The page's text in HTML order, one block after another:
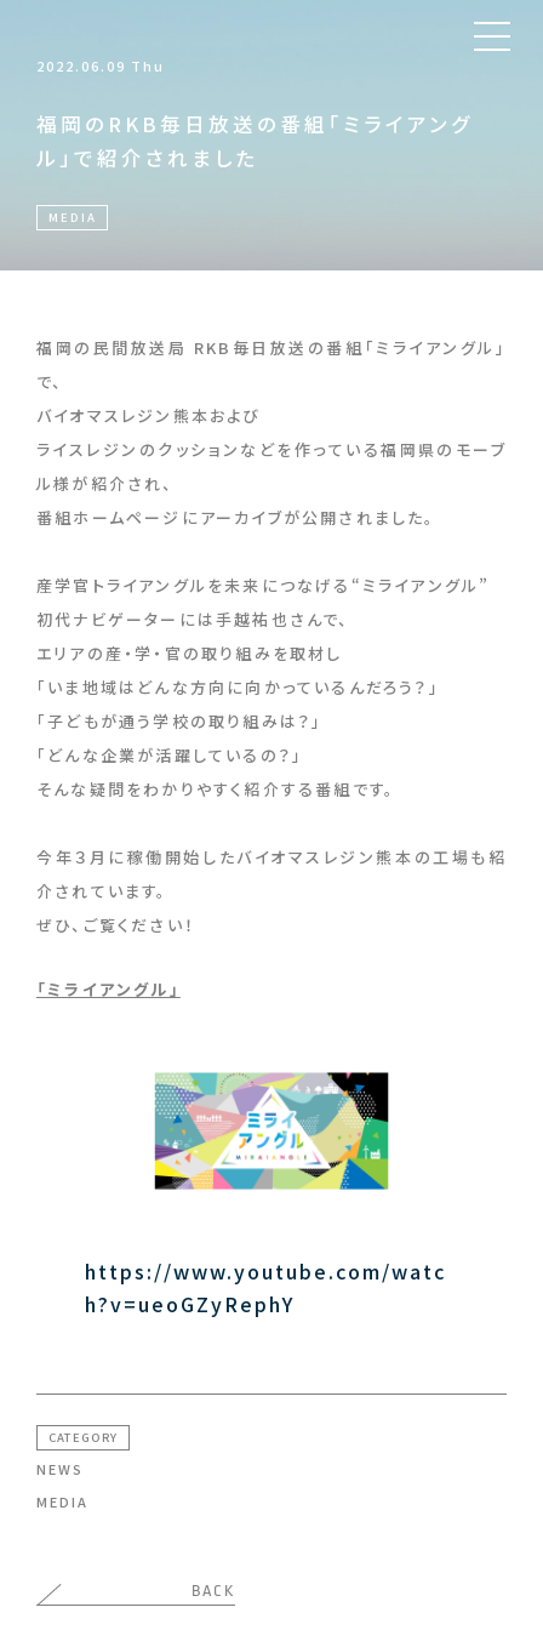
2022.06.09 Thu
福岡のRKB毎日放送の番組「ミライアング
ル」で紹介されました
MEDIA
福岡の民間放送局 RKB毎日放送の番組「ミライアングル」
で、
バイオマスレジン熊本および
ライスレジンのクッションなどを作っている福岡県のモーブ
ル様が紹介され、
番組ホームページにアーカイブが公開されました。
産学官トライアングルを未来につなげる“ミライアングル”
初代ナビゲーターには手越祐也さんで、
エリアの産・学・官の取り組みを取材し
「いま地域はどんな方向に向かっているんだろう？」
「子どもが通う学校の取り組みは？」
「どんな企業が活躍しているの？」
そんな疑問をわかりやすく紹介する番組です。
今年３月に稼働開始したバイオマスレジン熊本の工場も紹
介されています。
ぜひ、ご覧ください！
「ミライアングル」
https://www.youtube.com/watc
h?v=ueoGZyRephY
CATEGORY
NEWS
MEDIA
BACK